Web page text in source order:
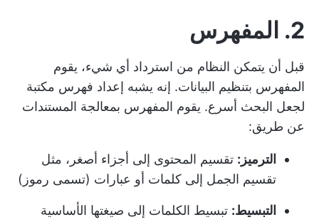
2. المفهرس
قبل أن يتمكن النظام من استرداد أي شيء، يقوم
المفهرس بتنظيم البيانات. إنه يشبه إعداد فهرس مكتبة
لجعل البحث أسرع. يقوم المفهرس بمعالجة المستندات
عن طريق:
الترميز: تقسيم المحتوى إلى أجزاء أصغر، مثل
تقسيم الجمل إلى كلمات أو عبارات (تسمى رموز)
التبسيط: تبسيط الكلمات إلى صيغتها الأساسية